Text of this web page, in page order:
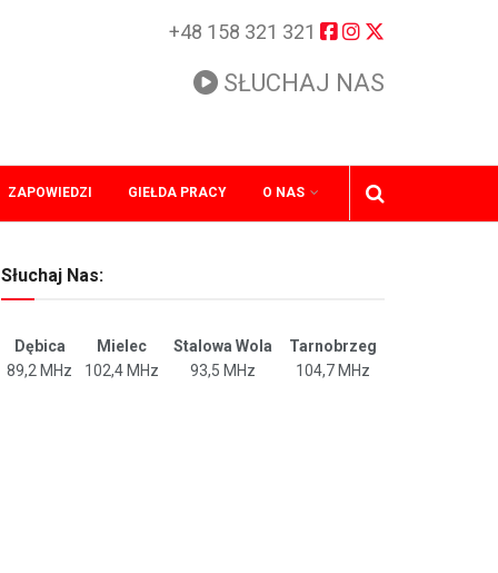
+48 158 321 321
SŁUCHAJ NAS
ZAPOWIEDZI GIEŁDA PRACY O NAS
Słuchaj Nas:
Dębica Mielec Stalowa Wola
Tarnobrzeg
89,2 MHz
102,4 MHz 93,5 MHz 104,7 MHz